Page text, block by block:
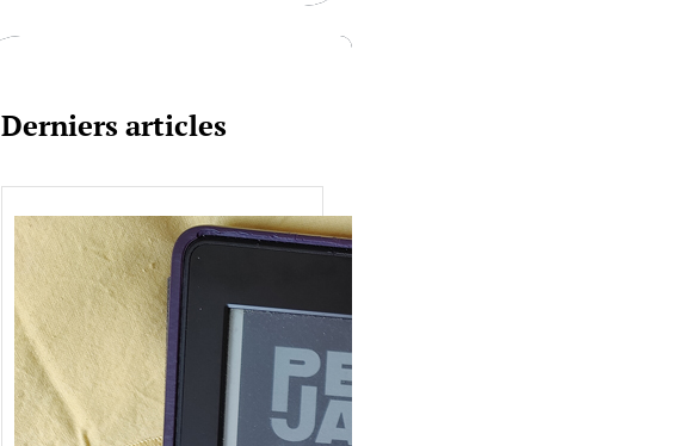
h
Derniers articles